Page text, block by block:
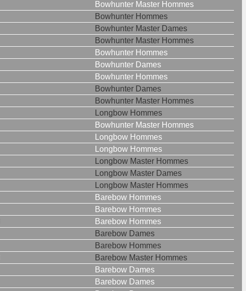
Bowhunter Master Hommes
Bowhunter Hommes
Bowhunter Master Dames
Bowhunter Master Hommes
Bowhunter Hommes
Bowhunter Dames
Bowhunter Hommes
Bowhunter Dames
Bowhunter Master Hommes
Longbow Hommes
Bowhunter Master Hommes
Longbow Hommes
Longbow Hommes
Longbow Master Hommes
Longbow Master Dames
Longbow Master Hommes
Barebow Hommes
Barebow Hommes
Barebow Hommes
Barebow Dames
Barebow Hommes
Barebow Master Hommes
Barebow Dames
Barebow Dames